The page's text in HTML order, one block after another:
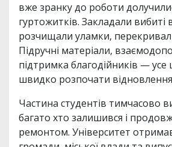
вже зранку до роботи
гуртожитків. Закладали вибиті
розчищали уламки,
Підручні матеріали,
підтримка благодійників —
швидко розпочати
Частина студентів тимчасово
багато хто залишився і
ремонтом. Університет